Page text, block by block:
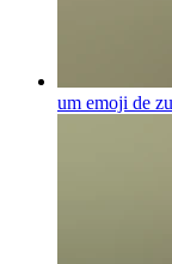
um emoji de